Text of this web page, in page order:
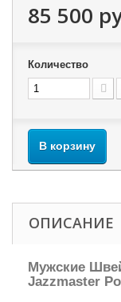
85 500
Количество
В корзину
ОПИСАНИЕ
Мужские
Jazzmaster